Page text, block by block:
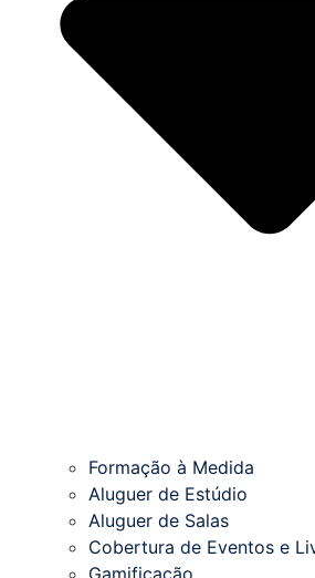
Formação à Medida
Aluguer de Estúdio
Aluguer de Salas
Cobertura de Eventos e